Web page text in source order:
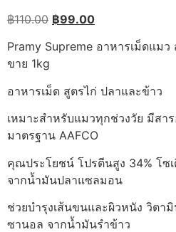
฿110.00 Original
was:
฿99.00Current
is:
Pramy Supreme อาหารเม็ดแม
ขาย 1kg
อาหารเม็ด สูตรไก่ ปลาและข้าว
เหมาะสำหรับแมวทุกช่วงวัย มีสา
มาตรฐาน AAFCO
คุณประโยชน์ โปรตีนสูง 34% โซ
จากน้ำมันปลาแซลมอน
ช่วยบำรุงเส้นขนและผิวหนัง วิตา
ซานอล จากน้ำมันรำข้าว